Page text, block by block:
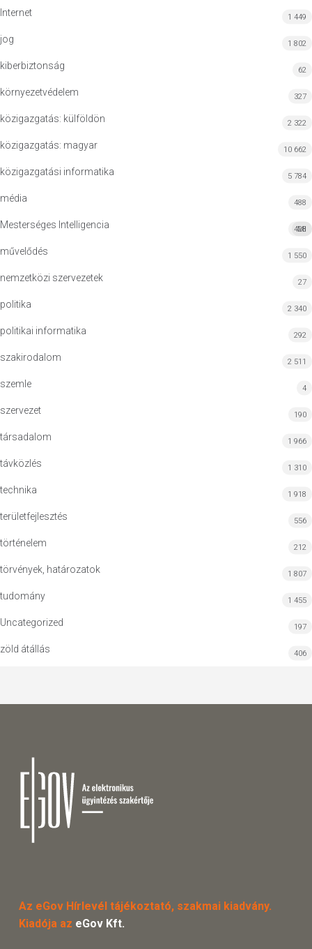
Internet 1 449
jog 1 802
kiberbiztonság 62
környezetvédelem 327
közigazgatás: külföldön 2 322
közigazgatás: magyar 10 662
közigazgatási informatika 5 784
média 488
Mesterséges Intelligencia MI
428
művelődés 1 550
nemzetközi szervezetek 27
politika 2 340
politikai informatika 292
szakirodalom 2 511
szemle 4
szervezet 190
társadalom 1 966
távközlés 1 310
technika 1 918
területfejlesztés 556
történelem 212
törvények, határozatok 1 807
tudomány 1 455
Uncategorized 197
zöld átállás 406
Az eGov Hírlevél tájékoztató, szakmai kiadvány.
Kiadója az eGov Kft.